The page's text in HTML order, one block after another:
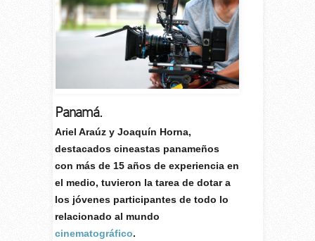
Panamá.
Ariel Araúz y Joaquín Horna,
destacados cineastas panameños
con más de 15 años de experiencia en
el medio, tuvieron la tarea de dotar a
los jóvenes participantes de todo lo
relacionado al mundo
cinematográfico.